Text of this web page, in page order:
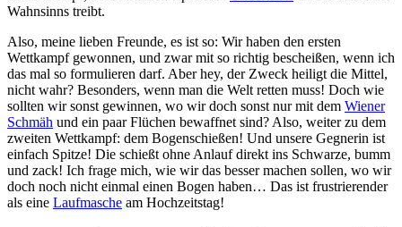
Wahnsinns treibt.
Also, meine lieben Freunde, es ist so: Wir haben den ersten
Wettkampf gewonnen, und zwar mit so richtig bescheißen, wenn ich
das mal so formulieren darf. Aber hey, der Zweck heiligt die Mittel,
nicht wahr? Besonders, wenn man die Welt retten muss! Doch wie
sollten wir sonst gewinnen, wo wir doch sonst nur mit dem Wiener
Schmäh und ein paar Flüchen bewaffnet sind? Also, weiter zu dem
zweiten Wettkampf: dem Bogenschießen! Und unsere Gegnerin ist
einfach Spitze! Die schießt ohne Anlauf direkt ins Schwarze, bumm
und zack! Ich frage mich, wie wir das besser machen sollen, wo wir
doch noch nicht einmal einen Bogen haben… Das ist frustrierender
als eine Laufmasche am Hochzeitstag!